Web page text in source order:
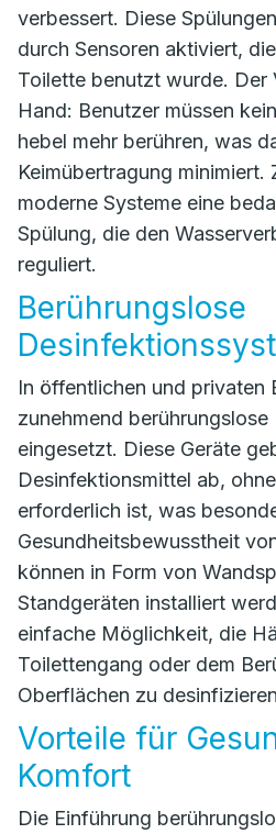
verbessert. Diese
durch Sensoren aktiviert,
Toilette benutzt wurde. Der
Hand: Benutzer müssen
hebel mehr berühren, was
Keimübertragung minimiert.
moderne Systeme eine
Spülung, die den
reguliert.
Berührungslose
In öffentlichen und privaten
zunehmend
eingesetzt. Diese Geräte
Desinfektionsmittel ab,
erforderlich ist, was
Gesundheitsbewusstheit
können in Form von
Standgeräten installiert
einfache Möglichkeit, die
Toilettengang oder dem
Oberflächen zu
Vorteile für
Komfort
Die Einführung